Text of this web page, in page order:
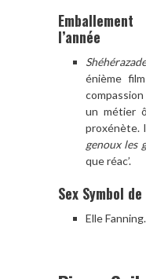
l’année
Shéhérazade
énième
un métier
proxénète.
genoux les
que réac’.
Sex Symbol de
Elle Fanning.